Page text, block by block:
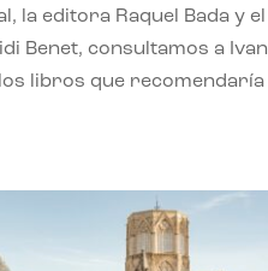
la editora Raquel Bada y el
Benet, consultamos a Ivan
libros que recomendaría